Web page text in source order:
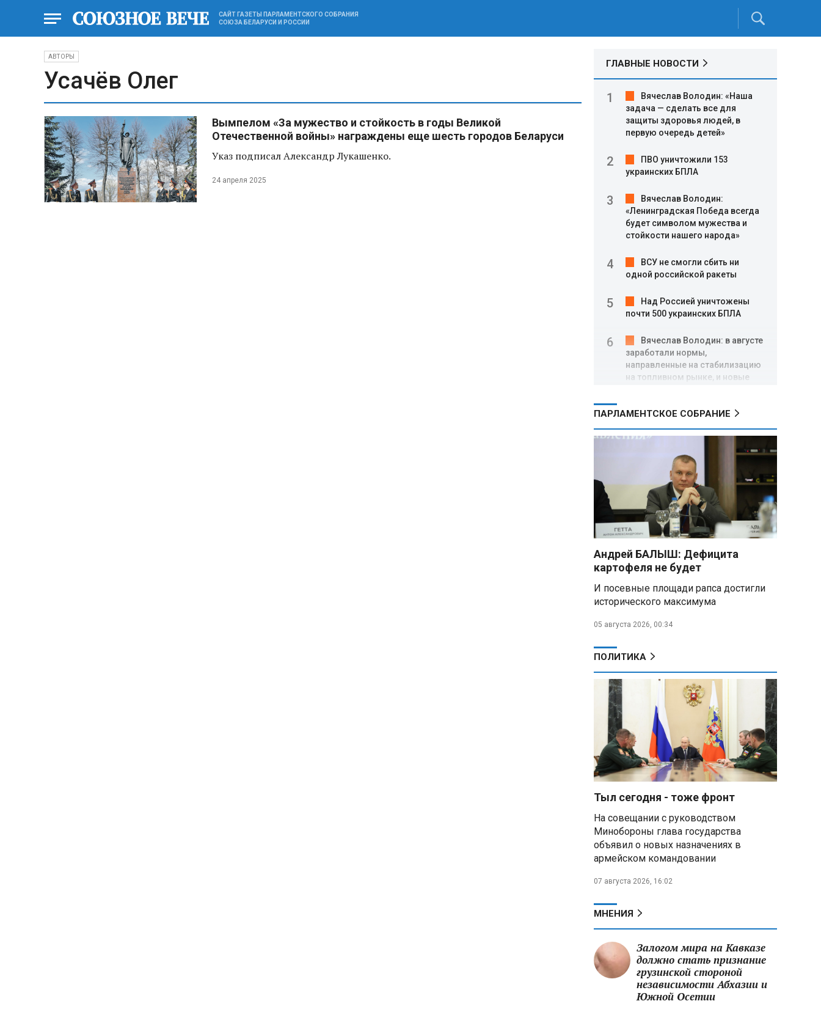
САЙТ ГАЗЕТЫ ПАРЛАМЕНТСКОГО СОБРАНИЯ
СОЮЗА БЕЛАРУСИ И РОССИИ
АВТОРЫ
Усачёв Олег
Вымпелом «За мужество и стойкость в годы Великой
Отечественной войны» награждены еще шесть городов Беларуси
Указ подписал Александр Лукашенко.
24 апреля 2025
ГЛАВНЫЕ НОВОСТИ
Вячеслав Володин: «Наша
задача — сделать все для
защиты здоровья людей, в
первую очередь детей»
ПВО уничтожили 153
украинских БПЛА
Вячеслав Володин:
«Ленинградская Победа всегда
будет символом мужества и
стойкости нашего народа»
ВСУ не смогли сбить ни
одной российской ракеты
Над Россией уничтожены
почти 500 украинских БПЛА
Вячеслав Володин: в августе
заработали нормы,
направленные на стабилизацию
на топливном рынке, и новые
Александр Лукашенко о
торговых сетях: Почему к
сельчанам вышли только
Премьер Литвы призвал не
пугать людей угрозой со
стороны РФ
подарили белорусский бинокль,
изготовленный по стандартам
В Белгородской области при
еще четыре человека
Александр Лукашенко о
работе Белкоопсоюза: «Если это
так, это жуть»
Минск возглавил рейтинг
самых популярных зарубежных
городов у российских туристов
Минобороны РФ: при
освобождении Анискино ВСУ
военных сдалась в плен
Александр Лукашенко:
Россияне «услышали батьку» и
скупают пустующие дома в
белорусских деревнях
Алесандр Лукашенко назвал
«неудовлетворительной» и
ПАРЛАМЕНТСКОЕ СОБРАНИЕ
Андрей БАЛЫШ: Дефицита
картофеля не будет
И посевные площади рапса достигли
исторического максимума
05 августа 2026, 00:34
ПОЛИТИКА
Тыл сегодня - тоже фронт
На совещании с руководством
Минобороны глава государства
объявил о новых назначениях в
армейском командовании
07 августа 2026, 16:02
МНЕНИЯ
Залогом мира на Кавказе
должно стать признание
грузинской стороной
независимости Абхазии и
Южной Осетии